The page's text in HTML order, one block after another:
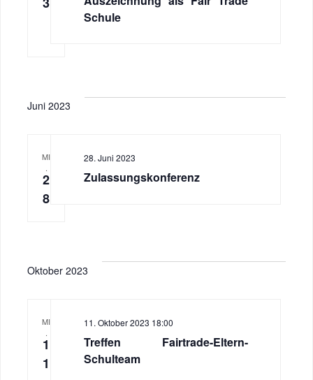
Schule
Juni 2023
MI
2
8
Zulassungskonferenz
28. Juni 2023
Oktober 2023
MI
1
1
Treffen Fairtrade-Eltern-
Schulteam
11. Oktober 2023 18:00